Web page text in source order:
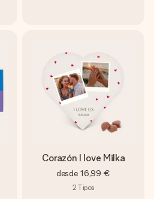
Corazón I love Milka
desde 16,99 €
2 Tipos